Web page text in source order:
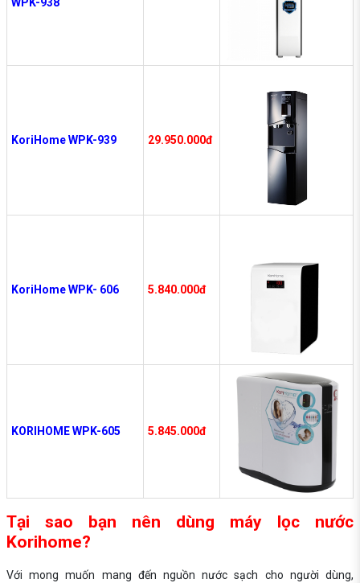
KoriHome WPK-939 29.950.000đ
KoriHome WPK- 606 5.840.000đ
KORIHOME WPK-605 5.845.000đ
Tại sao bạn nên dùng máy lọc nước
Korihome?
Với mong muốn mang đến nguồn nước sạch cho người dùng,